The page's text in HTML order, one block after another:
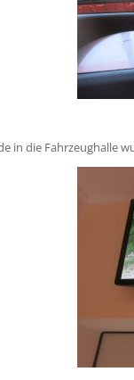
in die Fahrzeughalle